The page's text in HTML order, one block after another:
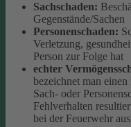
Sachschaden:
Gegenstände/Sachen
Personenschaden:
Verletzung,
Person zur Folge hat
echter
bezeichnet man
Sach- oder
Fehlverhalten
bei der Feuerwehr